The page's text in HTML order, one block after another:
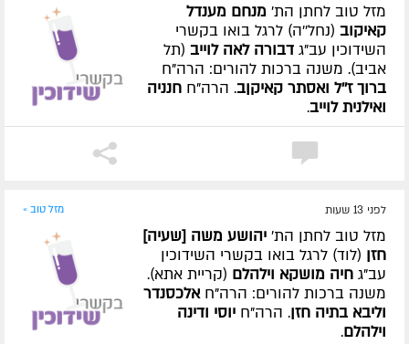
מזל טוב לחתן הת' מנחם מענדל
קאיקוב (נחל''ה) לרגל בואו בקשרי
השידוכין עב"ג דבורה לאה לוייב (תל
אביב). משנה ברכות להורים: הרה"ח
ברוך ז''ל ואסתר קאיקןב. הרה"ח חנניה
ואילנית לוייב.
לפני 13 שעות מזל טוב »
מזל טוב לחתן הת' יהושע משה [שעיה]
חזן (לוד) לרגל בואו בקשרי השידוכין
עב"ג חיה מושקא וילהלם (קריית אתא).
משנה ברכות להורים: הרה"חאלכסנדר
וליבא בתיה חזן. הרה"ח יוסי ודינה
וילהלם.